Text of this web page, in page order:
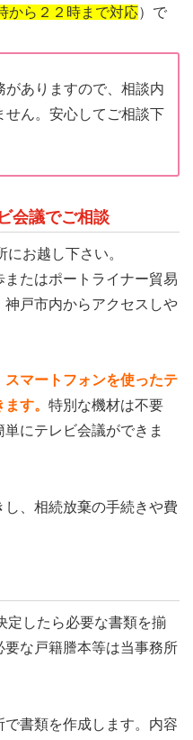
から２２時まで対応）で
ありますので、相談内
せん。安心してご相談下
会議でご相談
お越し下さい。
たはポートライナー貿易
戸市内からアクセスしや
マートフォンを使ったテ
す。 特別な機材は不要
にテレビ会議ができま
、相続放棄の手続きや費
定したら必要な書類を揃
要な戸籍謄本等は当事務所
書類を作成します。内容